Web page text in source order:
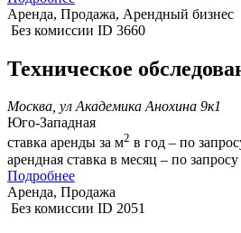
Аренда, Продажа, Арендный бизнес
Без комиссии ID 3660
Техническое
Москва, ул Академика Анохина 9к1
Юго-Западная
ставка аренды за м2 в год – по
арендная ставка в месяц – по запросу
Подробнее
Аренда, Продажа
Без комиссии ID 2051